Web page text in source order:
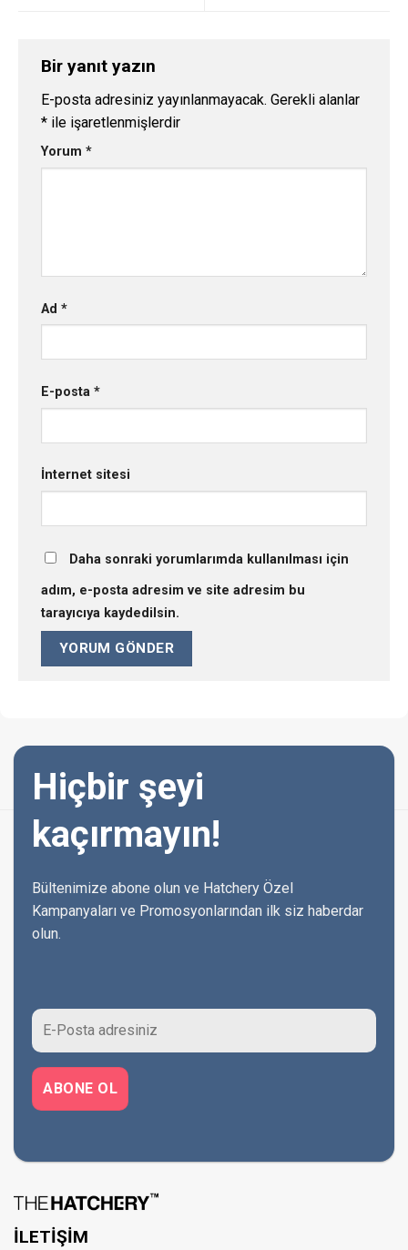
Bir yanıt yazın
E-posta adresiniz yayınlanmayacak. Gerekli alanlar
* ile işaretlenmişlerdir
Yorum *
Ad *
E-posta *
İnternet sitesi
Daha sonraki yorumlarımda kullanılması için
adım, e-posta adresim ve site adresim bu
tarayıcıya kaydedilsin.
Hiçbir şeyi
kaçırmayın!
Bültenimize abone olun ve Hatchery Özel
Kampanyaları ve Promosyonlarından ilk siz haberdar
olun.
İLETİŞİM